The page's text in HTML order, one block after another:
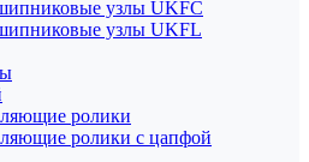
узлы UKFC
узлы UKFL
ролики
ролики с цапфой